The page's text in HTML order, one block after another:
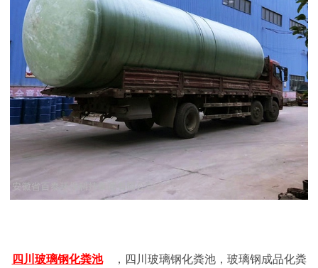
四川 玻璃钢化粪池
，四川玻璃钢化粪池，玻璃钢成品化粪